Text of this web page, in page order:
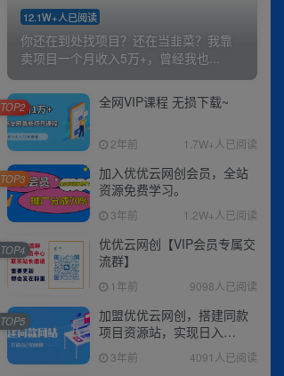
12.1W+人已阅读
你还在到处找项目？还在当韭菜？我靠
卖项目一个月收入5万+，曾经我也...
全网VIP课程 无损下载~
2年前 1.7W+人已阅读
TOP2
加入优优云网创会员，全站
资源免费学习。
3年前 1.2W+人已阅读
TOP3
优优云网创【VIP会员专属交
流群】
1年前 9098人已阅读
TOP4
加盟优优云网创，搭建同款
项目资源站，实现日入
2000+
3年前 4091人已阅读
TOP5